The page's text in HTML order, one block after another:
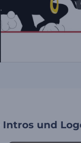
Intros und